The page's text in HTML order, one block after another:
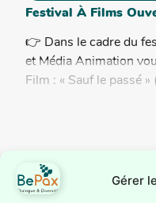
Gérer
Festival À Films
👉 Dans le cadre du
et Média Animation
Film : « Sauf le passé